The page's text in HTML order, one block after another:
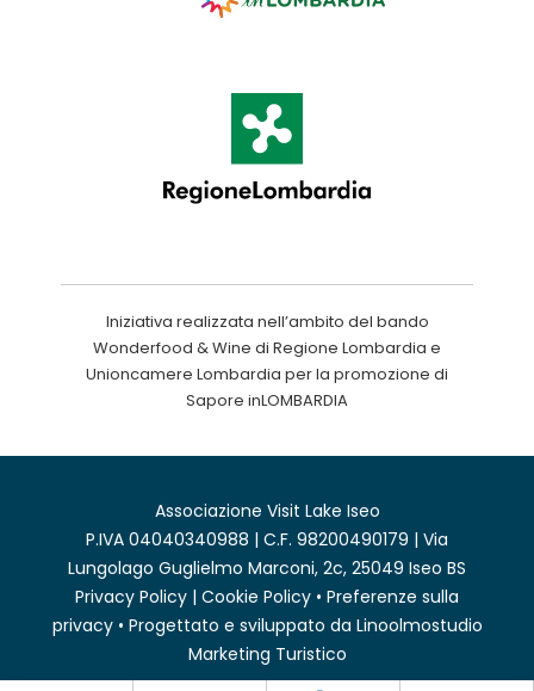
Iniziativa realizzata nell’ambito del bando
Wonderfood & Wine di Regione Lombardia e
Unioncamere Lombardia per la promozione di
Sapore inLOMBARDIA
Associazione Visit Lake Iseo
P.IVA 04040340988 | C.F. 98200490179 | Via
Lungolago Guglielmo Marconi, 2c, 25049 Iseo BS
Privacy Policy | Cookie Policy • Preferenze sulla
privacy• Progettato e sviluppato da Linoolmostudio
Marketing Turistico